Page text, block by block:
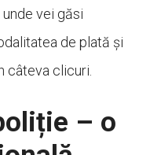
vei găsi
de plată și
câteva clicuri.
– o